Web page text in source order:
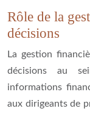
Rôle de la
décisions
La gestion
décisions au
informations
aux dirigeants de